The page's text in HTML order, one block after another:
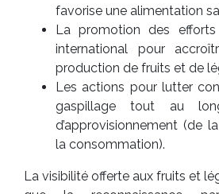
favorise une alimentation
La promotion des
international pour
production de fruits et de
Les actions pour lutter
gaspillage tout au
d’approvisionnement (de
la consommation).
La visibilité offerte aux fruits et